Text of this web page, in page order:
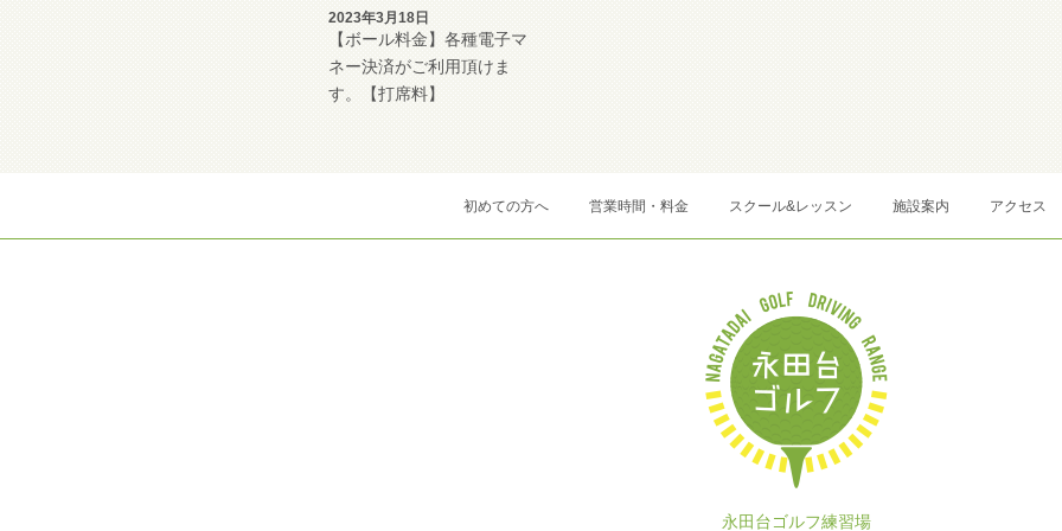
2023年3月18日
【ボール料金】各種電子マ
ネー決済がご利用頂けま
す。【打席料】
初めての方へ 営業時間・料金 スクール&レッスン 施設案内 アクセス
永田台ゴルフ練習場